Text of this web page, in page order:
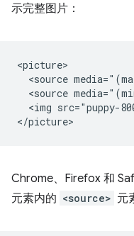
示完整图片：
<picture>
<source
<source
<img src="puppy-
Chrome、Firefox 和
元素内的 <source> 元